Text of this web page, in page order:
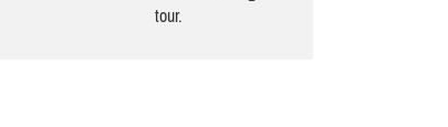
tour.